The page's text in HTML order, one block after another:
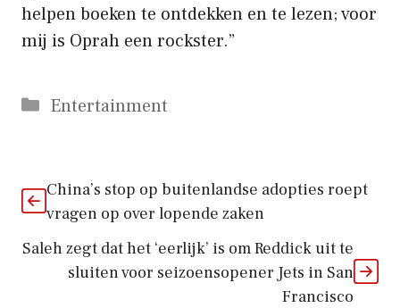
helpen boeken te ontdekken en te lezen; voor
mij is Oprah een rockster.”
Categorieën
Entertainment
China’s stop op buitenlandse adopties roept
vragen op over lopende zaken
Saleh zegt dat het ‘eerlijk’ is om Reddick uit te
sluiten voor seizoensopener Jets in San
Francisco